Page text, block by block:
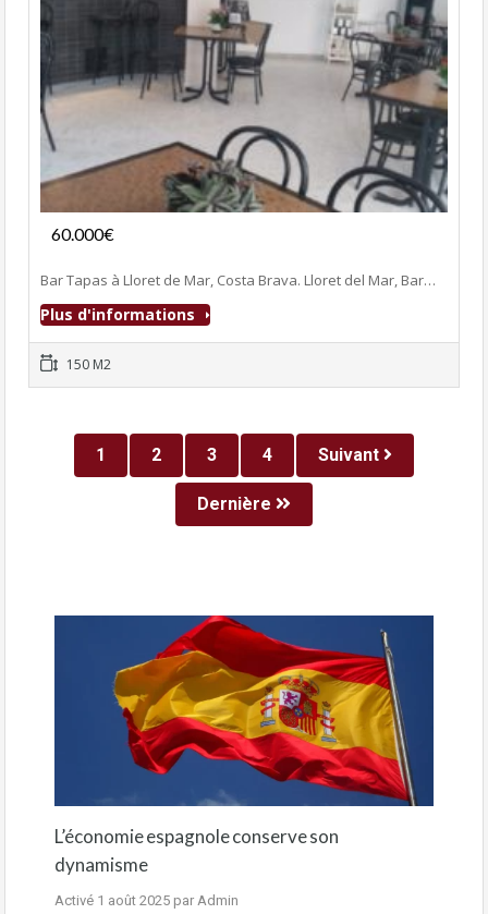
Fonds de commerce
60.000€
Bar Tapas à Lloret de Mar, Costa Brava. Lloret del Mar, Bar…
Plus d'informations
150 M2
1 2 3 4 Suivant
Dernière
L’économie espagnole conserve son
dynamisme
Activé 1 août 2025 par Admin